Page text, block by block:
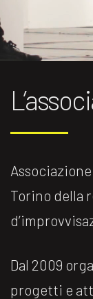
Torino della
Dal 2009
progetti e